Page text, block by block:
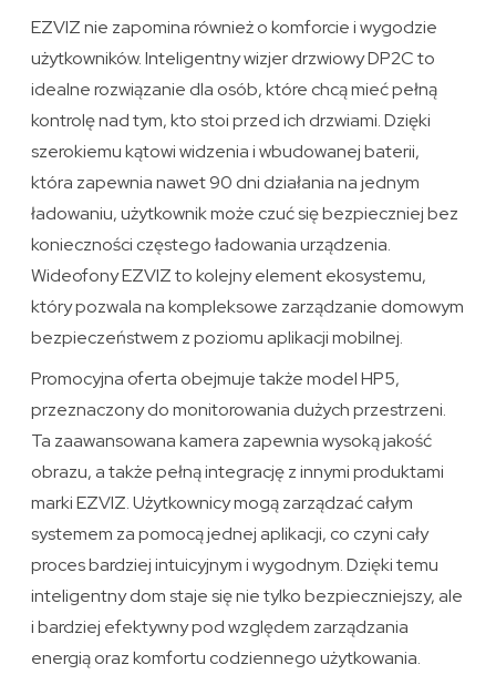
EZVIZ nie zapomina również o komforcie i wygodzie
użytkowników. Inteligentny wizjer drzwiowy DP2C to
idealne rozwiązanie dla osób, które chcą mieć pełną
kontrolę nad tym, kto stoi przed ich drzwiami. Dzięki
szerokiemu kątowi widzenia i wbudowanej baterii,
która zapewnia nawet 90 dni działania na jednym
ładowaniu, użytkownik może czuć się bezpieczniej bez
konieczności częstego ładowania urządzenia.
Wideofony EZVIZ to kolejny element ekosystemu,
który pozwala na kompleksowe zarządzanie domowym
bezpieczeństwem z poziomu aplikacji mobilnej.
Promocyjna oferta obejmuje także model HP5,
przeznaczony do monitorowania dużych przestrzeni.
Ta zaawansowana kamera zapewnia wysoką jakość
obrazu, a także pełną integrację z innymi produktami
marki EZVIZ. Użytkownicy mogą zarządzać całym
systemem za pomocą jednej aplikacji, co czyni cały
proces bardziej intuicyjnym i wygodnym. Dzięki temu
inteligentny dom staje się nie tylko bezpieczniejszy, ale
i bardziej efektywny pod względem zarządzania
energią oraz komfortu codziennego użytkowania.